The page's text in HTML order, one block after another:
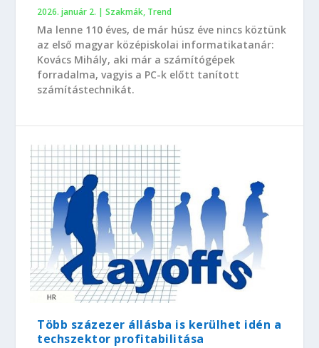
2026. január 2. |Szakmák, Trend
Ma lenne 110 éves, de már húsz éve nincs köztünk
az első magyar középiskolai informatikatanár:
Kovács Mihály, aki már a számítógépek
forradalma, vagyis a PC-k előtt tanított
számítástechnikát.
Több százezer állásba is kerülhet idén a
techszektor profitabilitása